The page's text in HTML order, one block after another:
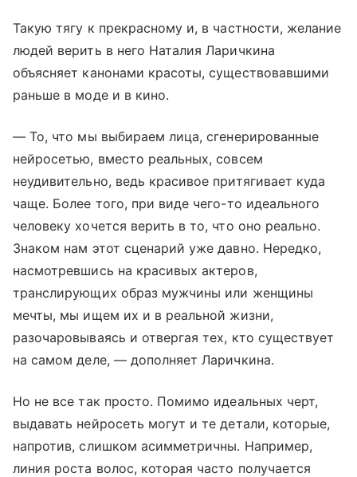
Такую тягу к прекрасному и, в частности, желание
людей верить в него Наталия Ларичкина
объясняет канонами красоты, существовавшими
раньше в моде и в кино.
— То, что мы выбираем лица, сгенерированные
нейросетью, вместо реальных, совсем
неудивительно, ведь красивое притягивает куда
чаще. Более того, при виде чего-то идеального
человеку хочется верить в то, что оно реально.
Знаком нам этот сценарий уже давно. Нередко,
насмотревшись на красивых актеров,
транслирующих образ мужчины или женщины
мечты, мы ищем их и в реальной жизни,
разочаровываясь и отвергая тех, кто существует
на самом деле, — дополняет Ларичкина.
Но не все так просто. Помимо идеальных черт,
выдавать нейросеть могут и те детали, которые,
напротив, слишком асимметричны. Например,
линия роста волос, которая часто получается